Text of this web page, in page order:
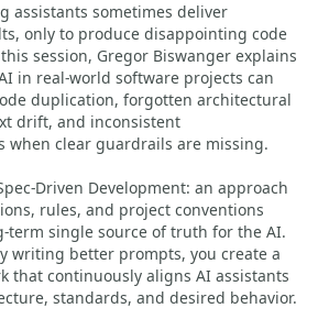
assistants sometimes deliver
only to produce disappointing code
session, Gregor Biswanger explains
in real-world software projects can
duplication, forgotten architectural
drift, and inconsistent
when clear guardrails are missing.
Driven Development: an approach
rules, and project conventions
term single source of truth for the AI.
writing better prompts, you create a
that continuously aligns AI assistants
standards, and desired behavior.